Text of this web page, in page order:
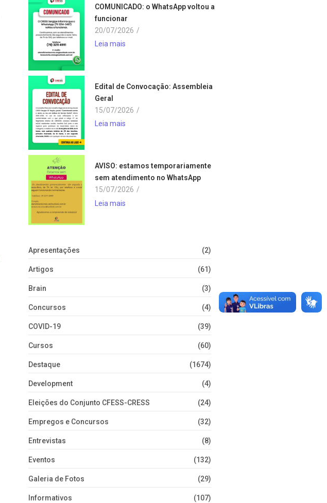
COMUNICADO: o WhatsApp voltou a
funcionar
20/07/2026 /
Leia mais
Edital de Convocação: Assembleia
Geral
15/07/2026 /
Leia mais
AVISO: estamos temporariamente
sem atendimento no WhatsApp
15/07/2026 /
Leia mais
Apresentações (2)
Artigos (61)
Brain (3)
Concursos (4)
COVID-19 (39)
Cursos (60)
Destaque (1674)
Development (4)
Eleições do Conjunto CFESS-CRESS (24)
Empregos e Concursos (32)
Entrevistas (8)
Eventos (132)
Galeria de Fotos (29)
Informativos (107)